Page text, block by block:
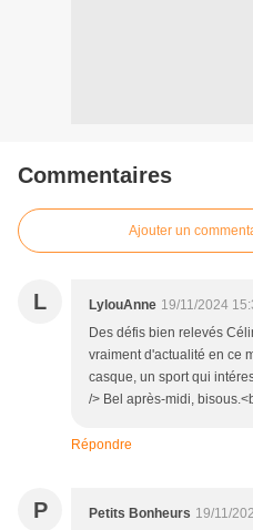
Commentaires
Ajouter un
L LylouAnne 19/11/2024
Des défis bien relevés
vraiment d'actualité en ce
casque, un sport qui
/> Bel après-midi,
Répondre
P Petits Bonheurs 19/11/